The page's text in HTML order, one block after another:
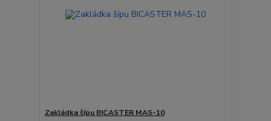
Zakládka šípu BICASTER MAS-10